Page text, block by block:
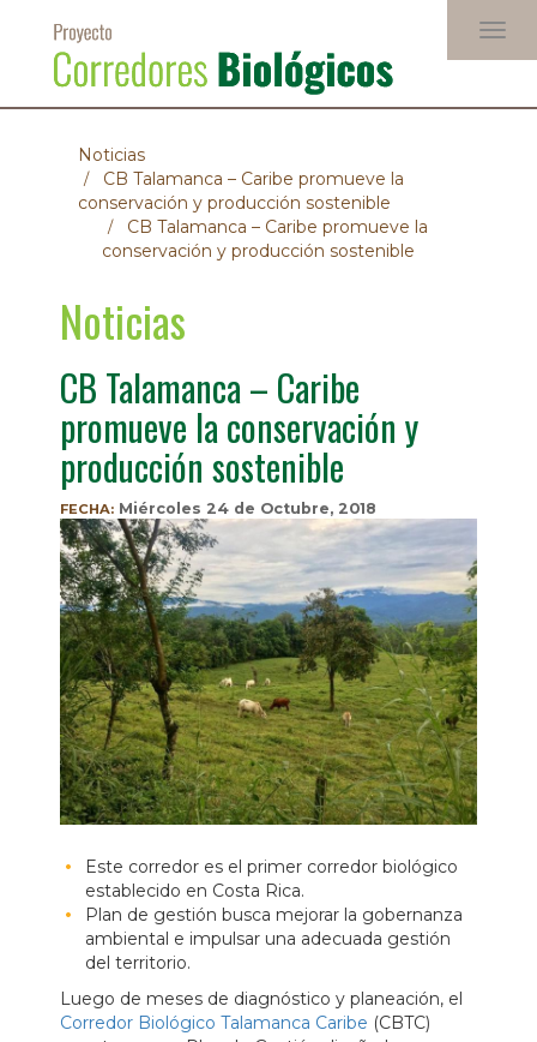
contenido
principal
Noticias
CB Talamanca – Caribe promueve la
conservación y producción sostenible
CB Talamanca – Caribe promueve la
conservación y producción sostenible
Noticias
CB Talamanca – Caribe
promueve la conservación y
producción sostenible
FECHA: Miércoles 24 de Octubre, 2018
Este corredor es el primer corredor biológico
establecido en Costa Rica.
Plan de gestión busca mejorar la gobernanza
ambiental e impulsar una adecuada gestión
del territorio.
Luego de meses de diagnóstico y planeación, el
Corredor Biológico Talamanca Caribe (CBTC)